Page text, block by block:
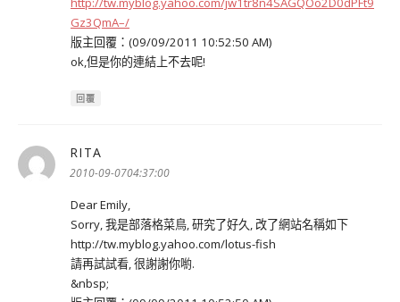
Gz3QmA–/
版主回覆：(09/09/2011 10:52:50 AM)
ok,但是你的連結上不去呢!
回覆
RITA
示:
2010-09-0704:37:00
Dear Emily,
Sorry, 我是部落格菜鳥, 研究了好久, 改了網站名稱如下
http://tw.myblog.yahoo.com/lotus-fish
請再試試看, 很謝謝你喲.
&nbsp;